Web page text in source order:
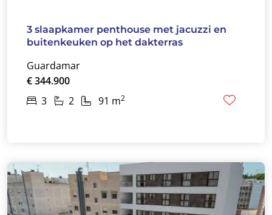
3 slaapkamer penthouse met jacuzzi en
buitenkeuken op het dakterras
Guardamar
€ 344.900
3
2 91 m2